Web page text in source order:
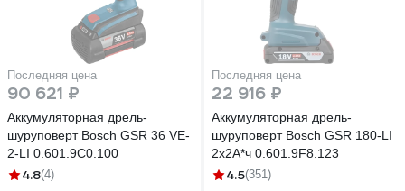
Последняя цена
90 621 ₽
Аккумуляторная дрель-
шуруповерт Bosch GSR 36 VE-
2-LI 0.601.9C0.100
4.8(4)
Последняя цена
22 916 ₽
Аккумуляторная дрель-
шуруповерт Bosch GSR 180-LI
2х2А*ч 0.601.9F8.123
4.5(351)